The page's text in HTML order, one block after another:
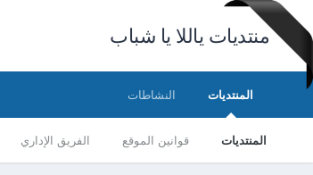
منتديات ياللا يا شباب
المنتديات
المنتديات قوانين الموقع الفريق الإداري
النشاطات